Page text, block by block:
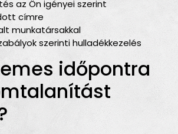
az Ön igényei szerint
címre
munkatársakkal
szerinti hulladékkezelés
időpontra